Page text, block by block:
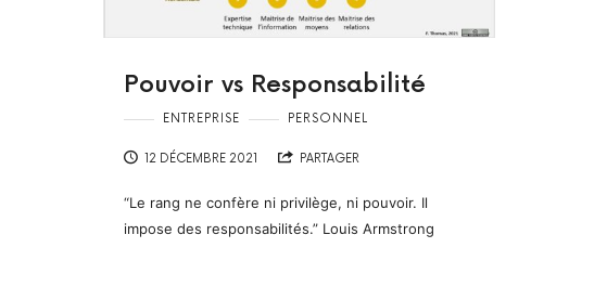
Pouvoir vs Responsabilité
ENTREPRISE PERSONNEL
12 DÉCEMBRE 2021 PARTAGER
“Le rang ne confère ni privilège, ni pouvoir. Il
impose des responsabilités.” Louis Armstrong